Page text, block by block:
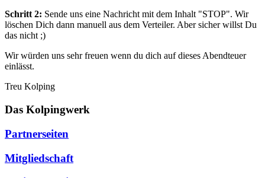
Schritt 2: Sende uns eine Nachricht mit dem Inhalt "STOP". Wir
löschen Dich dann manuell aus dem Verteiler. Aber sicher willst Du
das nicht ;)
Wir würden uns sehr freuen wenn du dich auf dieses Abendteuer
einlässt.
Treu Kolping
Das Kolpingwerk
Partnerseiten
Mitgliedschaft